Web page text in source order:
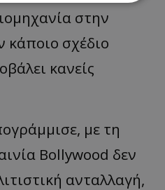
στην
σχέδιο
κανείς
με τη
Bollywood δεν
ανταλλαγή,
Λειτουργικότητας
cookies επιτρέπουν
να χρησιμοποιηθεί σωστά
cookies.
Προμηθευτής/Πεδίο
.lifenewscy.tothemaonline.com